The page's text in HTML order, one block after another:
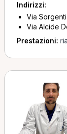
Indirizzi:
Via
Via Alcide
Prestazioni: